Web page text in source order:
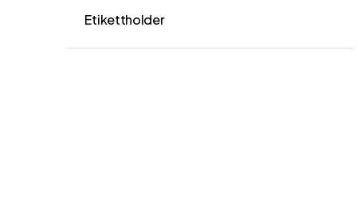
Etikettholder